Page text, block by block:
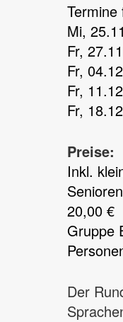
Mi,
Fr,
Fr,
Fr,
Fr,
Preise:
Inkl.
20,00 €
Gruppe
Der